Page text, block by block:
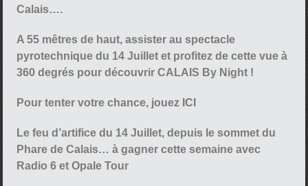
Calais….
A 55 mêtres de haut, assister au spectacle
pyrotechnique du 14 Juillet et profitez de cette vue à
360 degrés pour découvrir CALAIS By Night !
Pour tenter votre chance, jouez ICI
Le feu d’artifice du 14 Juillet, depuis le sommet du
Phare de Calais… à gagner cette semaine avec
Radio 6 et Opale Tour